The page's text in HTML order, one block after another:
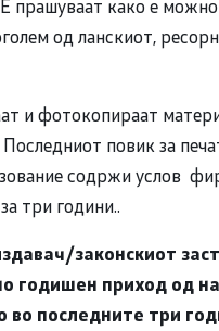
како е можно
од ланскиот,
и фотокопираат
повик за
содржи услов
три години..
законскиот
годишен приход од
во последните три